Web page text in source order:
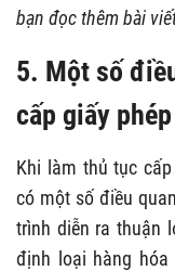
bạn đọc thêm bài
5. Một số
cấp giấy
Khi làm thủ tục
có một số điều
trình diễn ra thuận
định loại hàng